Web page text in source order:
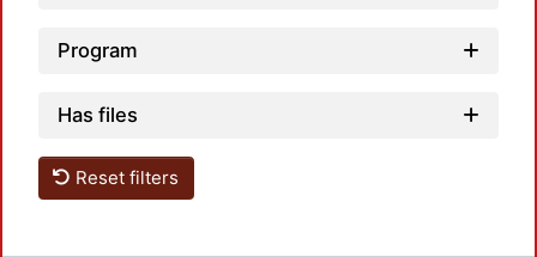
Program
Has files
Reset filters